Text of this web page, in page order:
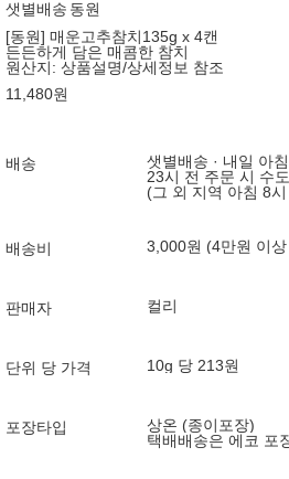
샛별배송 동원
[동원] 매운고추참치135g x 4캔
든든하게 담은 매콤한 참치
원산지: 상품설명/상세정보 참조
11,480원
배송
샛별배송 · 내일 아침
23시 전 주문 시 수
(그 외 지역 아침 8
배송비 3,000원 (4만원 이
판매자 컬리
단위 당 가격 10g 당 213원
포장타입
상온 (종이포장)
택배배송은 에코 포